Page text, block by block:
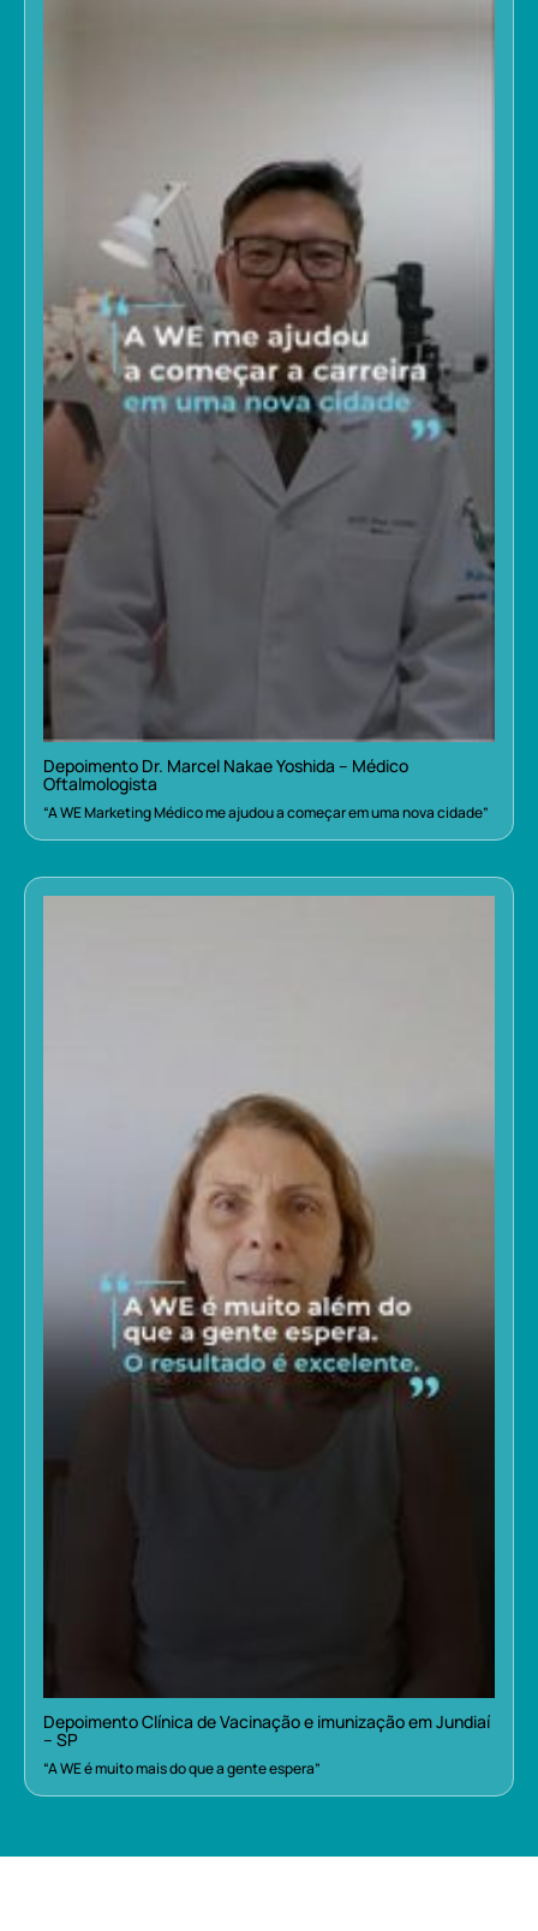
Depoimento Dr. Marcel Nakae Yoshida – Médico
Oftalmologista
“A WE Marketing Médico me ajudou a começar em uma nova cidade”
Depoimento Clínica de Vacinação e imunização em Jundiaí
– SP
“A WE é muito mais do que a gente espera”